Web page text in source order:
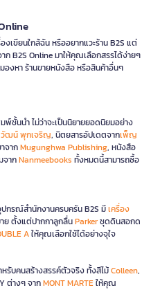
เขียนใกล้ฉัน หรืออยากแวะร้าน B2S แต่
ก B2S Online มาให้คุณเลือกสรรได้ง่ายๆ
งหา ร้านขายหนังสือ หรือสินค้าอื่นๆ
ชั้นนำ ไม่ว่าจะเป็นนิยายยอดนิยมอย่าง
ฒน์ พุกเจริญ, นิตยสารอัปเดตจากเพ็ญ
จากMugunghwa Publishing, หนังสือ
จากNanmeebooks ทั้งหมดนี้สามารถซื้อ
กรณ์สำนักงานครบครัน B2S มีเครื่อง
ย ตั้งแต่ปากกาลูกลื่นParkerชุดดินสอกด
Aให้คุณเลือกใช้ได้อย่างจุใจ
หรับคนสร้างสรรค์ตัวจริง ทั้งสีไม้Colleen,
ต่างๆ จากMONT MARTEให้คุณ